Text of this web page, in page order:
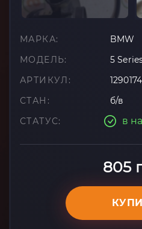
МАРКА:
BMW
МОДЕЛЬ:
5
АРТИКУЛ:
СТАН:
б/в
СТАТУС:
в
805